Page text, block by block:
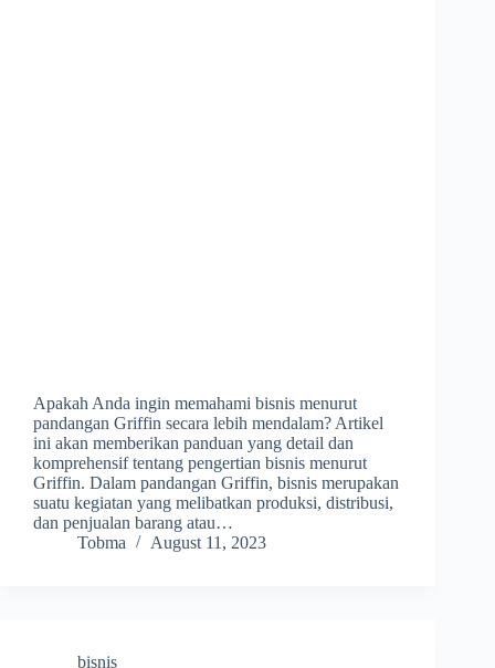
Apakah Anda ingin memahami bisnis menurut
pandangan Griffin secara lebih mendalam? Artikel
ini akan memberikan panduan yang detail dan
komprehensif tentang pengertian bisnis menurut
Griffin. Dalam pandangan Griffin, bisnis merupakan
suatu kegiatan yang melibatkan produksi, distribusi,
dan penjualan barang atau…
Tobma
August 11, 2023
bisnis